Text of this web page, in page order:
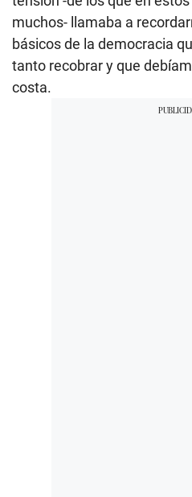
muchos- llamaba a
básicos de la democracia
tanto recobrar y que
costa.